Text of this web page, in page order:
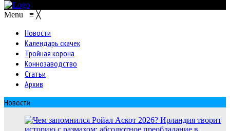
Menu ≡ ╳
Новости
Календарь скачек
Тройная корона
Коннозаводство
Статьи
Архив
Новости